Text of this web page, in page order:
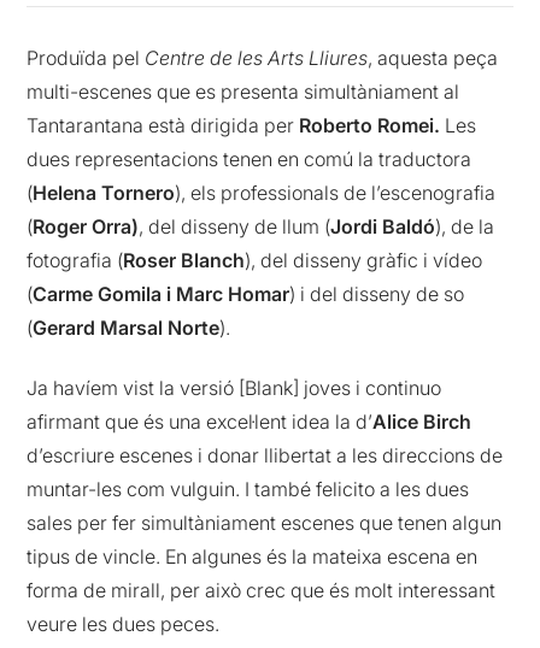
Produïda pel Centre de les Arts Lliures, aquesta peça
multi-escenes que es presenta simultàniament al
Tantarantana està dirigida per Roberto Romei. Les
dues representacions tenen en comú la traductora
(Helena Tornero), els professionals de l’escenografia
(Roger Orra), del disseny de llum (Jordi Baldó), de la
fotografia (Roser Blanch), del disseny gràfic i vídeo
(Carme Gomila i Marc Homar) i del disseny de so
(Gerard Marsal Norte).
Ja havíem vist la versió [Blank] joves i continuo
afirmant que és una excel·lent idea la d’Alice Birch
d’escriure escenes i donar llibertat a les direccions de
muntar-les com vulguin. I també felicito a les dues
sales per fer simultàniament escenes que tenen algun
tipus de vincle. En algunes és la mateixa escena en
forma de mirall, per això crec que és molt interessant
veure les dues peces.